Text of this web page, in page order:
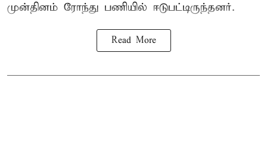
முன்தினம் ரோந்து பணியில் ஈடுபட்டிருந்தனர்.
Read More